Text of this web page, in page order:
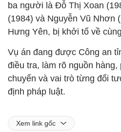
ba người là Đỗ Thị Xoan
(1984) và Nguyễn Vũ Nhơn
Hưng Yên, bị khởi tố về
Vụ án đang được Công an
điều tra, làm rõ nguồn
chuyển và vai trò từng đối
định pháp luật.
Xem link gốc